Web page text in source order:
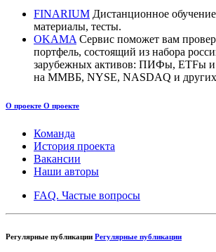
FINARIUM Дистанционное
материалы, тесты.
OKAMA Сервис поможет вам
портфель, состоящий из набора
зарубежных активов: ПИФы, ETFы и
на ММВБ, NYSE, NASDAQ и
О проекте О проекте
Команда
История проекта
Вакансии
Наши авторы
FAQ. Частые вопросы
Регулярные публикации Регулярные публикации